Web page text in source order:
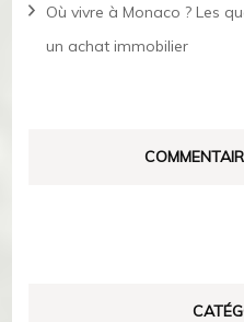
Où vivre à Monaco ? Les
un achat immobilier